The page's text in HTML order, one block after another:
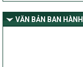
dân tộc thiểu số và
Nghệ An
VĂN BẢN BAN HÀNH